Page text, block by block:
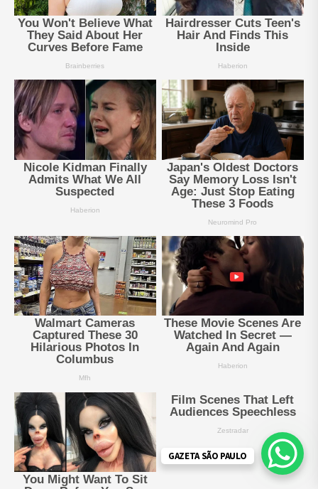
GAZETA SÃO PAULO